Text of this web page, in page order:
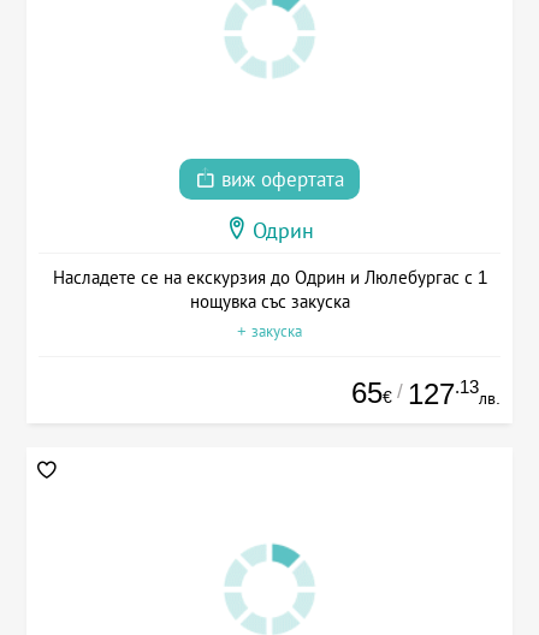
виж офертата
Одрин
Насладете се на екскурзия до Одрин и Люлебургас с 1
нощувка със закуска
+ закуска
65€ / 127.13
лв.